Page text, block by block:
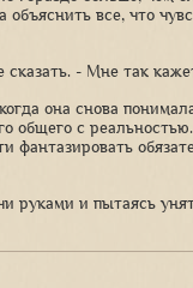
все, что
сказать. - Мне так
она снова
общего с
руками и пытаясь